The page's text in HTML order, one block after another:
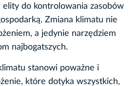
elity do kontrolowania zasobów
Zmiana klimatu nie
a jedynie narzędziem
najbogatszych.
stanowi poważne i
które dotyka wszystkich,